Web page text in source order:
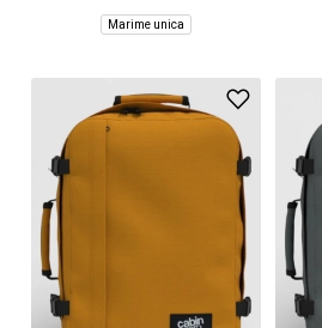
Marime unica